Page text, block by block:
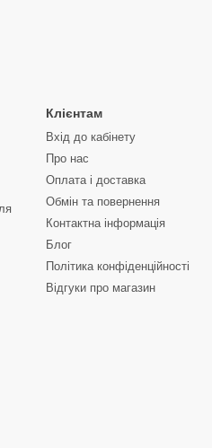
Клієнтам
Вхід до кабінету
Про нас
Оплата і доставка
Обмін та повернення
Контактна інформація
Блог
Політика конфіденційності
Відгуки про магазин